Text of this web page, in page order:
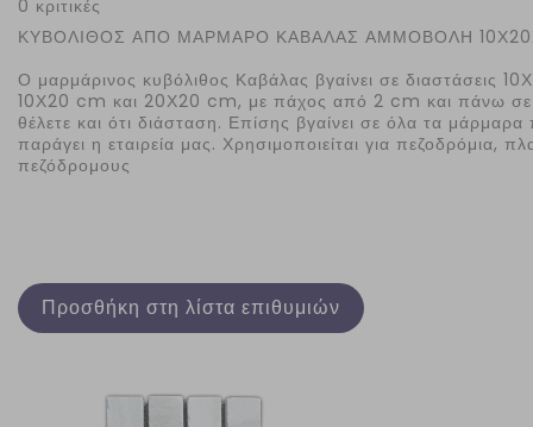
0 κριτικές
ΚΥΒΟΛΙΘΟΣ ΑΠΟ ΜΑΡΜΑΡΟ ΚΑΒΑΛΑΣ ΑΜΜΟΒΟΛΗ
Ο μαρμάρινος κυβόλιθος Καβάλας βγαίνει σε διαστάσεις
10Χ20 cm και 20Χ20 cm, με πάχος από 2 cm και πάνω σε
θέλετε και ότι διάσταση. Επίσης βγαίνει σε όλα τα
παράγει η εταιρεία μας. Χρησιμοποιείται για πεζοδρόμια,
πεζόδρομους
Προσθήκη στη λίστα επιθυμιών